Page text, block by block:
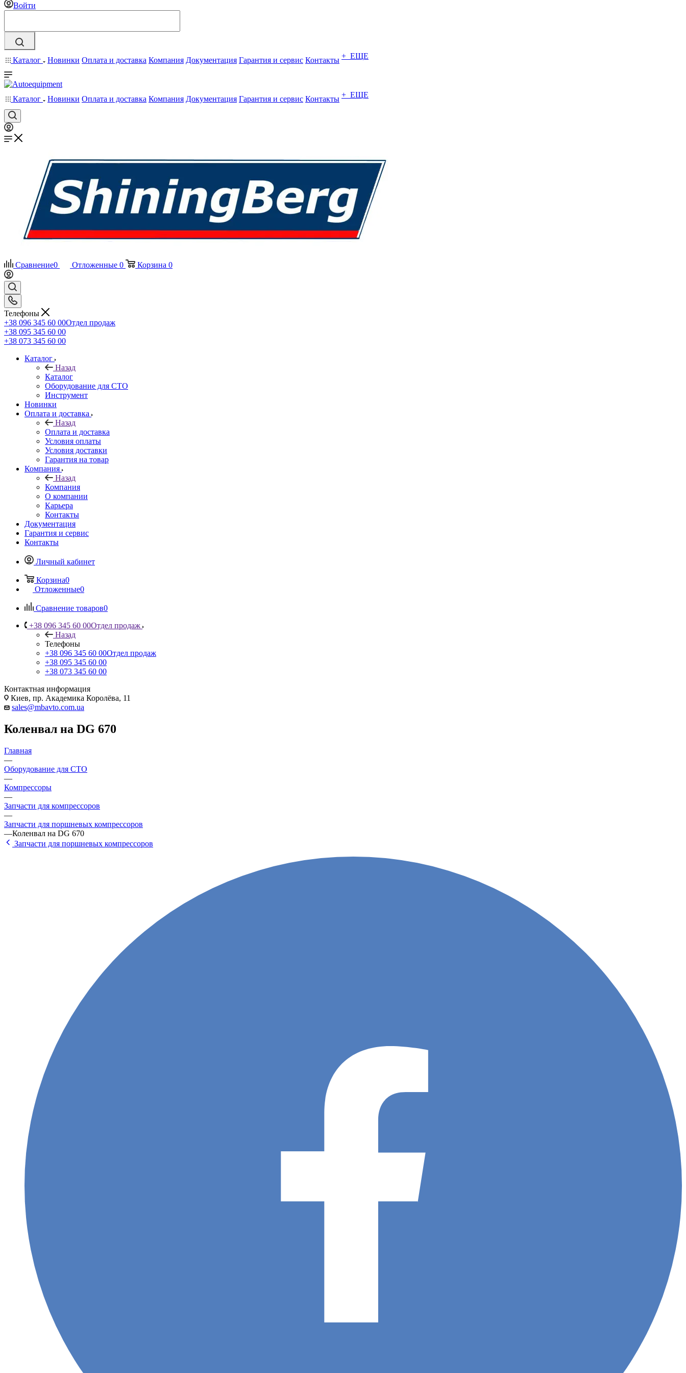
Войти
Каталог Новинки Оплата и доставка Компания Документация Гарантия и сервис Контакты + ЕЩЕ
Каталог Новинки Оплата и доставка Компания Документация Гарантия и сервис Контакты + ЕЩЕ
Сравнение0 Отложенные 0 Корзина 0
Телефоны
+38 096 345 60 00Отдел продаж
+38 095 345 60 00
+38 073 345 60 00
Каталог
Назад
Каталог
Оборудование для СТО
Инструмент
Новинки
Оплата и доставка
Назад
Оплата и доставка
Условия оплаты
Условия доставки
Гарантия на товар
Компания
Назад
Компания
О компании
Карьера
Контакты
Документация
Гарантия и сервис
Контакты
Личный кабинет
Корзина0
Отложенные0
Сравнение товаров0
+38 096 345 60 00Отдел продаж
Назад
Телефоны
+38 096 345 60 00Отдел продаж
+38 095 345 60 00
+38 073 345 60 00
Контактная информация
Киев, пр. Академика Королёва, 11
sales@mbavto.com.ua
Коленвал на DG 670
Главная
—
Оборудование для СТО
—
Компрессоры
—
Запчасти для компрессоров
—
Запчасти для поршневых компрессоров
—Коленвал на DG 670
Запчасти для поршневых компрессоров